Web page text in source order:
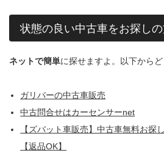
状態の良い中古車をお探し
ネットで簡単に探せますよ。以下からど
ガリバーの中古車販売
中古問合せはカーセンサーnet
【ズバット車販売】中古車無料お探
【返品OK】